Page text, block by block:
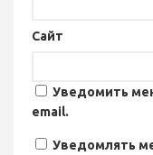
Сайт
Уведомить
email.
Уведомлять